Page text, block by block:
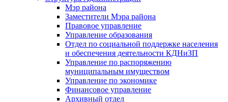
Мэр района
Заместители Мэра района
Правовое управление
Управление образования
Отдел по социальной поддержке населения
и обеспечения деятельности КДНиЗП
Управление по распоряжению
муниципальным имуществом
Управление по экономике
Финансовое управление
Архивный отдел